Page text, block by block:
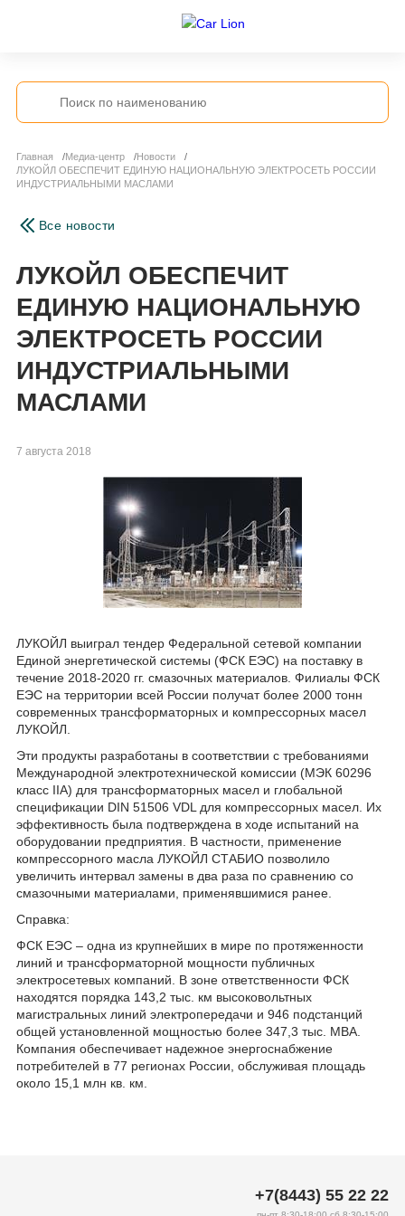
Главная Медиа-центр
Новости
ЛУКОЙЛ ОБЕСПЕЧИТ ЕДИНУЮ НАЦИОНАЛЬНУЮ ЭЛЕКТРОСЕТЬ РОССИИ
ИНДУСТРИАЛЬНЫМИ МАСЛАМИ
Все новости
ЛУКОЙЛ ОБЕСПЕЧИТ
ЕДИНУЮ НАЦИОНАЛЬНУЮ
ЭЛЕКТРОСЕТЬ РОССИИ
ИНДУСТРИАЛЬНЫМИ
МАСЛАМИ
7 августа 2018
​​ЛУКОЙЛ выиграл тендер Федеральной сетевой компании
Единой энергетической системы (ФСК ЕЭС) на поставку в
течение 2018-2020 гг. смазочных материалов. Филиалы ФСК
ЕЭС на территории всей России получат более 2000 тонн
современных трансформаторных и компрессорных масел
ЛУКОЙЛ.
Эти продукты разработаны в соответствии с требованиями
Международной электротехнической комиссии (МЭК 60296
класс IIA) для трансформаторных масел и глобальной
спецификации DIN 51506 VDL для компрессорных масел. Их
эффективность была подтверждена в ходе испытаний на
оборудовании предприятия. В частности, применение
компрессорного масла ЛУКОЙЛ СТАБИО позволило
увеличить интервал замены в два раза по сравнению со
смазочными материалами, применявшимися ранее.
Справка:
ФСК ЕЭС – одна из крупнейших в мире по протяженности
линий и трансформаторной мощности публичных
электросетевых компаний. В зоне ответственности ФСК
находятся порядка 143,2 тыс. км в​ысоковольтных
магистральных линий электропередачи и 946 подстанций
общей установленной мощностью более 347,3 тыс. МВА.
Компания обеспечивает надежное энергоснабжение
потребителей в 77 регионах России, обслуживая площадь
около 15,1 млн кв. км.
+7(8443) 55 22 22